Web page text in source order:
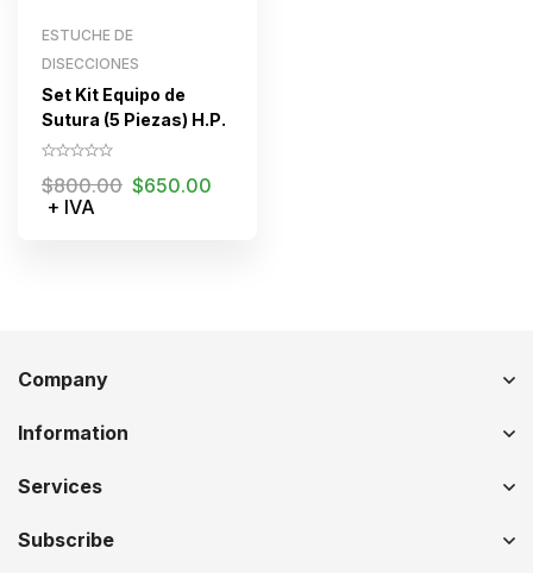
ESTUCHE DE
DISECCIONES
Set Kit Equipo de
Sutura (5 Piezas) H.P.
$800.00 $650.00
+ IVA
Company
Information
Services
Subscribe